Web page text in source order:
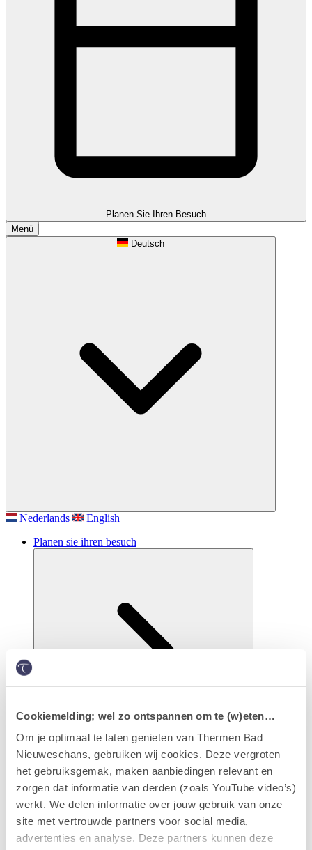
Cookiemelding; wel zo ontspannen om te (w)eten…
Om je optimaal te laten genieten van Thermen Bad
Nieuweschans, gebruiken wij cookies. Deze vergroten
het gebruiksgemak, maken aanbiedingen relevant en
zorgen dat informatie van derden (zoals YouTube video’s)
werkt. We delen informatie over jouw gebruik van onze
site met vertrouwde partners voor social media,
advertenties en analyse. Deze partners kunnen deze
Planen Sie Ihren Besuch
Menü
Deutsch
Nederlands
English
Planen sie ihren besuch
Eintritt & arrangements